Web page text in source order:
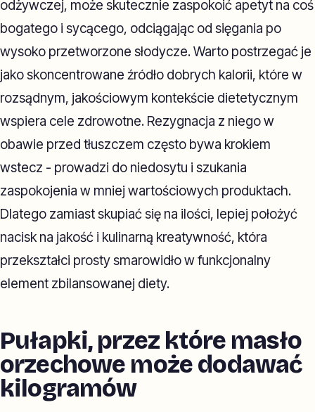
odżywczej, może skutecznie zaspokoić apetyt na coś
bogatego i sycącego, odciągając od sięgania po
wysoko przetworzone słodycze. Warto postrzegać je
jako skoncentrowane źródło dobrych kalorii, które w
rozsądnym, jakościowym kontekście dietetycznym
wspiera cele zdrowotne. Rezygnacja z niego w
obawie przed tłuszczem często bywa krokiem
wstecz - prowadzi do niedosytu i szukania
zaspokojenia w mniej wartościowych produktach.
Dlatego zamiast skupiać się na ilości, lepiej położyć
nacisk na jakość i kulinarną kreatywność, która
przekształci prosty smarowidło w funkcjonalny
element zbilansowanej diety.
Pułapki, przez które masło
orzechowe może dodawać
kilogramów